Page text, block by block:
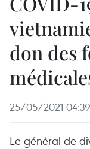
don des
25/05/2021 04:39
Le général de